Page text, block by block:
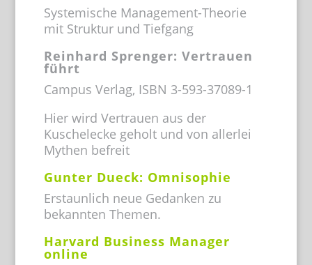
Systemische Management-Theorie
mit Struktur und Tiefgang
Reinhard Sprenger: Vertrauen
führt
Campus Verlag, ISBN 3-593-37089-1
Hier wird Vertrauen aus der
Kuschelecke geholt und von allerlei
Mythen befreit
Gunter Dueck: Omnisophie
Erstaunlich neue Gedanken zu
bekannten Themen.
Harvard Business Manager
online